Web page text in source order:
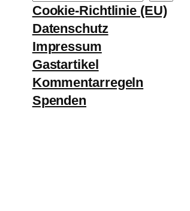
u
c
h
e
n
Cookie-Richtlinie (EU)
Datenschutz
Impressum
Gastartikel
Kommentarregeln
Spenden